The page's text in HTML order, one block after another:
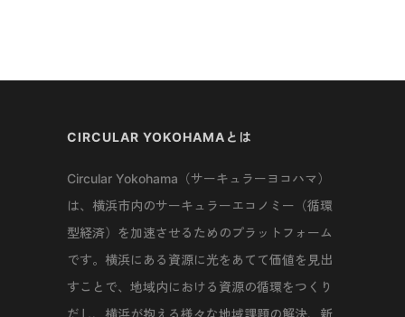
CIRCULAR YOKOHAMAとは
Circular Yokohama（サーキュラーヨコハマ）
は、横浜市内のサーキュラーエコノミー（循環
型経済）を加速させるためのプラットフォーム
です。横浜にある資源に光をあてて価値を見出
すことで、地域内における資源の循環をつくり
だし、横浜が抱える様々な地域課題の解決、新